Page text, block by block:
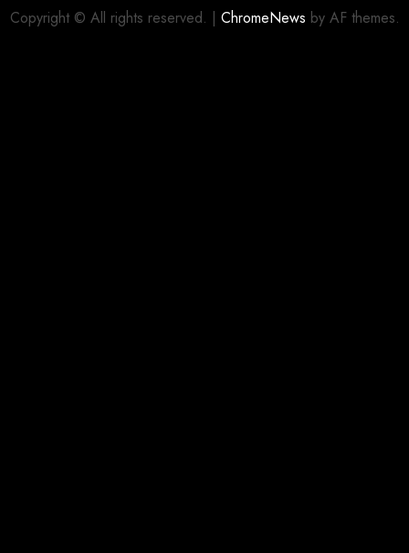
Copyright © All rights reserved. | ChromeNews by AF themes.